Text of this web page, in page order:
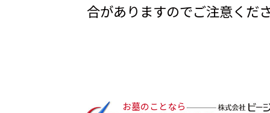
合がありますのでご注意くだ
お墓のことなら